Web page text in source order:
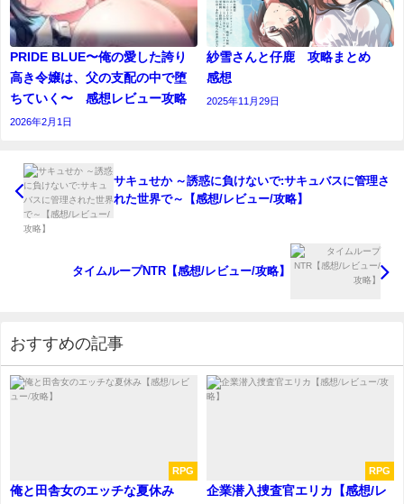
PRIDE BLUE〜俺の愛した誇り
高き令嬢は、父の支配の中で堕
ちていく〜 感想レビュー攻略
2026年2月1日
紗雪さんと仔鹿 攻略まとめ
感想
2025年11月29日
サキュせか ～誘惑に負けないで:サキュバスに管理さ
れた世界で～【感想/レビュー/攻略】
タイムループNTR【感想/レビュー/攻略】
おすすめの記事
RPG
俺と田舎女のエッチな夏休み
RPG
企業潜入捜査官エリカ【感想/レ